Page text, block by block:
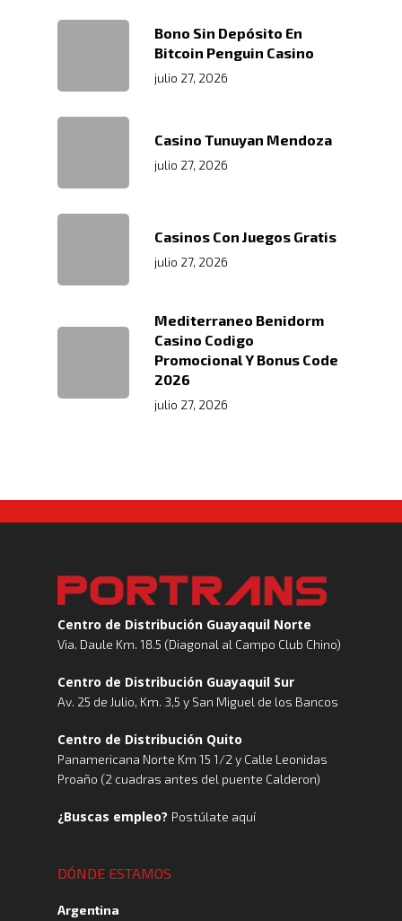
Bono Sin Depósito En
Bitcoin Penguin Casino
julio 27, 2026
Casino Tunuyan Mendoza
julio 27, 2026
Casinos Con Juegos Gratis
julio 27, 2026
Mediterraneo Benidorm
Casino Codigo
Promocional Y Bonus Code
2026
julio 27, 2026
Centro de Distribución Guayaquil Norte
Via. Daule Km. 18.5 (Diagonal al Campo Club Chino)
Centro de Distribución Guayaquil Sur
Av. 25 de Julio, Km. 3,5 y San Miguel de los Bancos
Centro de Distribución Quito
Panamericana Norte Km 15 1/2 y Calle Leonidas
Proaño (2 cuadras antes del puente Calderon)
¿Buscas empleo? Postúlate aquí
DÓNDE ESTAMOS
Argentina
Distribución De
Logística Automotriz
LMS
Links De
Acceso A Proveedores
Facturación
Trabaja Con
Blog